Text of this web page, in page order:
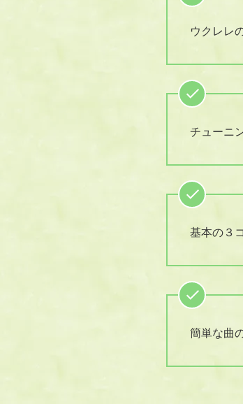
ウクレレ
チューニ
基本の３
簡単な曲